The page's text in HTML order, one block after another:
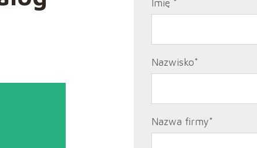
Imię *
Nazwisko*
Nazwa firmy*